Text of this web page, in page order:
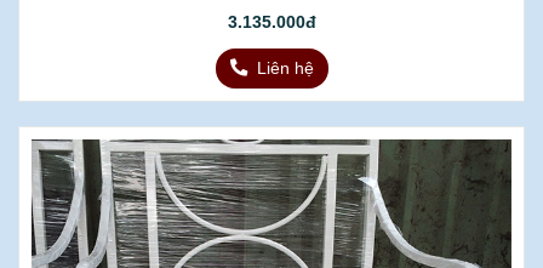
3.135.000đ
Liên hệ